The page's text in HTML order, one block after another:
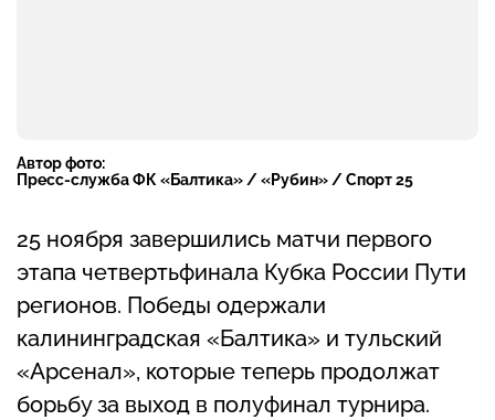
Автор фото:
Пресс-служба ФК «Балтика» / «Рубин» / Спорт 25
25 ноября завершились матчи первого
этапа четвертьфинала Кубка России Пути
регионов. Победы одержали
калининградская «Балтика» и тульский
«Арсенал», которые теперь продолжат
борьбу за выход в полуфинал турнира.